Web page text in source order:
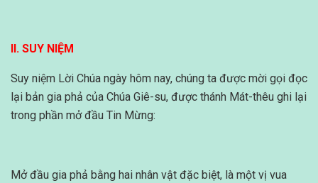
II. SUY NIỆM
Suy niệm Lời Chúa ngày hôm nay, chúng ta được mời gọi đọc
lại bản gia phả của Chúa Giê-su, được thánh Mát-thêu ghi lại
trong phần mở đầu Tin Mừng:
Mở đầu gia phả bằng hai nhân vật đặc biệt, là một vị vua